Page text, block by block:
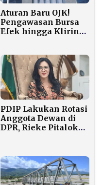
Aturan Baru OJK!
Pengawasan Bursa
Efek hingga Kliring
PDIP Lakukan Rotasi
Anggota Dewan di
DPR, Rieke Pitaloka